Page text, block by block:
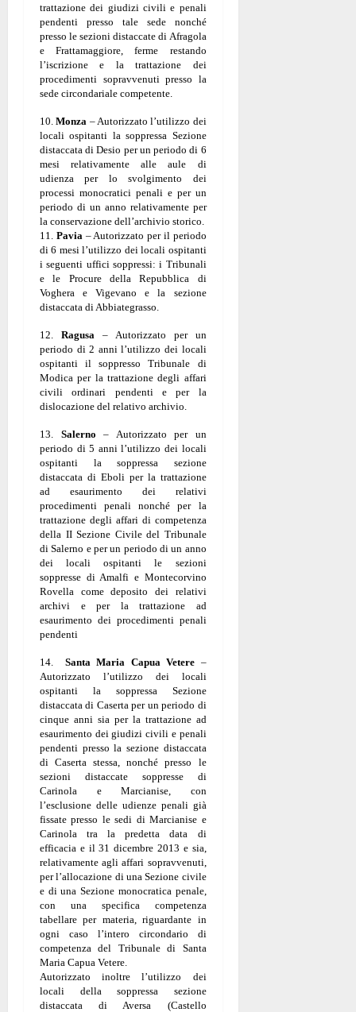
trattazione dei giudizi civili e penali
pendenti presso tale sede nonché
presso le sezioni distaccate di Afragola
e Frattamaggiore, ferme restando
l’iscrizione e la trattazione dei
procedimenti sopravvenuti presso la
sede circondariale competente.
10.Monza – Autorizzato l’utilizzo dei
locali ospitanti la soppressa Sezione
distaccata di Desio per un periodo di 6
mesi relativamente alle aule di
udienza per lo svolgimento dei
processi monocratici penali e per un
periodo di un anno relativamente per
la conservazione dell’archivio storico.
11. Pavia – Autorizzato per il periodo
di 6 mesi l’utilizzo dei locali ospitanti
i seguenti uffici soppressi: i Tribunali
e le Procure della Repubblica di
Voghera e Vigevano e la sezione
distaccata di Abbiategrasso.
12. Ragusa – Autorizzato per un
periodo di 2 anni l’utilizzo dei locali
ospitanti il soppresso Tribunale di
Modica per la trattazione degli affari
civili ordinari pendenti e per la
dislocazione del relativo archivio.
13. Salerno – Autorizzato per un
periodo di 5 anni l’utilizzo dei locali
ospitanti la soppressa sezione
distaccata di Eboli per la trattazione
ad esaurimento dei relativi
procedimenti penali nonché per la
trattazione degli affari di competenza
della II Sezione Civile del Tribunale
di Salerno e per un periodo di un anno
dei locali ospitanti le sezioni
soppresse di Amalfi e Montecorvino
Rovella come deposito dei relativi
archivi e per la trattazione ad
esaurimento dei procedimenti penali
pendenti
14. Santa Maria Capua Vetere –
Autorizzato l’utilizzo dei locali
ospitanti la soppressa Sezione
distaccata di Caserta per un periodo di
cinque anni sia per la trattazione ad
esaurimento dei giudizi civili e penali
pendenti presso la sezione distaccata
di Caserta stessa, nonché presso le
sezioni distaccate soppresse di
Carinola e Marcianise, con
l’esclusione delle udienze penali già
fissate presso le sedi di Marcianise e
Carinola tra la predetta data di
efficacia e il 31 dicembre 2013 e sia,
relativamente agli affari sopravvenuti,
per l’allocazione di una Sezione civile
e di una Sezione monocratica penale,
con una specifica competenza
tabellare per materia, riguardante in
ogni caso l’intero circondario di
competenza del Tribunale di Santa
Maria Capua Vetere.
Autorizzato inoltre l’utilizzo dei
locali della soppressa sezione
distaccata di Aversa (Castello